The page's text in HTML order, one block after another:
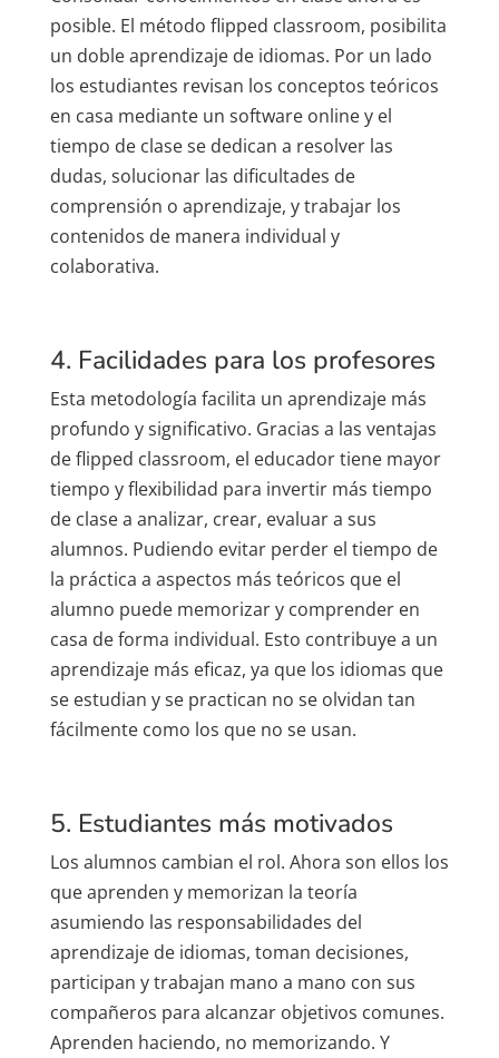
posible. El método flipped classroom, posibilita
un doble aprendizaje de idiomas. Por un lado
los estudiantes revisan los conceptos teóricos
en casa mediante un software onliney el
tiempo de clase se dedican a resolver las
dudas, solucionar las dificultades de
comprensión o aprendizaje, ytrabajar los
contenidos de manera individual y
colaborativa.
4. Facilidades para los profesores
Esta metodología facilita un aprendizaje más
profundo ysignificativo. Gracias a las ventajas
de flipped classroom, el educadortiene mayor
tiempo yflexibilidad para invertir más tiempo
de clase a analizar, crear, evaluara sus
alumnos. Pudiendo evitar perder el tiempo de
la práctica a aspectos más teóricos que el
alumno puede memorizar y comprender en
casa de forma individual. Esto contribuye a un
aprendizaje más eficaz, ya que los idiomas que
se estudian y se practican no se olvidan tan
fácilmente como los que no se usan.
5. Estudiantes más motivados
Los alumnos cambian el rol. Ahora son ellos los
que aprenden y memorizan la teoría
asumiendo las responsabilidades del
aprendizaje de idiomas, toman decisiones,
participan y trabajan mano a mano con sus
compañeros para alcanzar objetivos comunes.
Aprenden haciendo, no memorizando. Y